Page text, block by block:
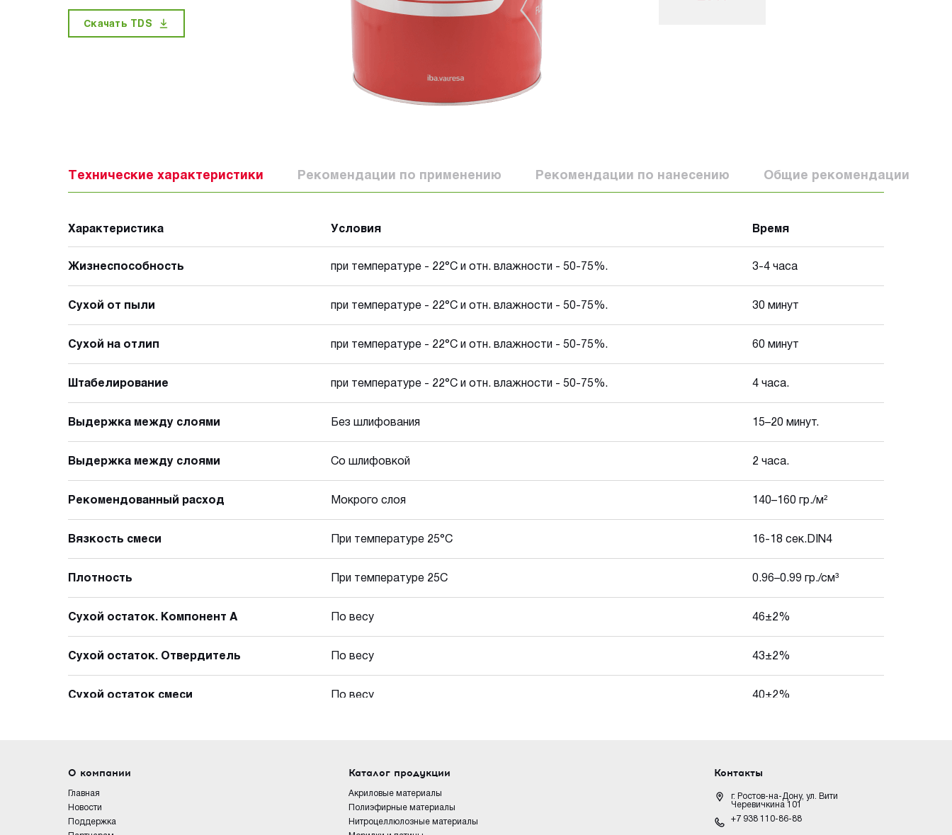
Скачать TDS
Технические характеристики Рекомендации по применению Рекомендации по нанесению Общие рекомендации
Характеристика Условия Время
Жизнеспособность при температуре - 22°C и отн. влажности - 50-75%. 3-4 часа
Сухой от пыли при температуре - 22°C и отн. влажности - 50-75%. 30 минут
Сухой на отлип при температуре - 22°C и отн. влажности - 50-75%. 60 минут
Штабелирование при температуре - 22°C и отн. влажности - 50-75%. 4 часа.
Выдержка между слоями Без шлифования 15–20 минут.
Выдержка между слоями Со шлифовкой 2 часа.
Рекомендованный расход Мокрого слоя 140–160 гр./м²
Вязкость смеси При температуре 25°C 16-18 сек.DIN4
Плотность При температуре 25С 0.96–0.99 гр./см³
Сухой остаток. Компонент А По весу 46±2%
Сухой остаток. Отвердитель По весу 43±2%
Сухой остаток смеси По весу 40±2%
О компании
Главная
Новости
Поддержка
Каталог продукции
Акриловые материалы
Полиэфирные материалы
Нитроцеллюлозные материалы
Контакты
г. Ростов-на-Дону, ул. Вити
Черевичкина 101
+7 938 110-86-88